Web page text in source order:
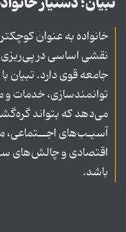
خانواده به عنوان
نقشی اساسی در
جامعه قوی دارد. تبیان
توانمندسازی، خدمات و
می‌دهد که بتواند
آسیـب‌های
اقتصادی و چالش‌های
باشد.